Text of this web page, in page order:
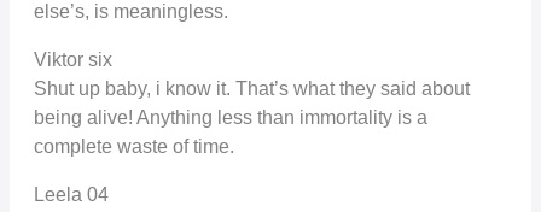
else’s, is meaningless.
Viktor six
Shut up baby, i know it. That’s what they said about
being alive! Anything less than immortality is a
complete waste of time.
Leela 04